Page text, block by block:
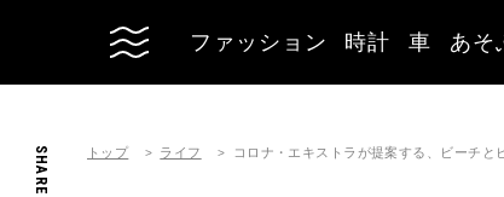
ファッション 時計 車 あそ
SHARE トップ ライフ コロナ・エキストラが提案する、ビーチと